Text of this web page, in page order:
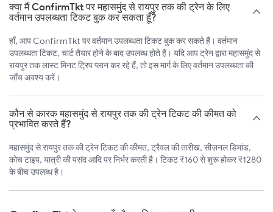
क्या मैं ConfirmTkt पर महासमुंद से रायपुर तक की ट्रेन के लिए
वर्तमान उपलब्धता टिकट बुक कर सकता हूँ?
हाँ, आप ConfirmTkt पर वर्तमान उपलब्धता टिकट बुक कर सकते हैं। वर्तमान
उपलब्धता टिकट, चार्ट तैयार होने के बाद उपलब्ध होते हैं। यदि आप ट्रेन द्वारा महासमुंद से
रायपुर तक लास्ट मिनट ट्रिप प्लान कर रहे हैं, तो इस मार्ग के लिए वर्तमान उपलब्धता की
जाँच अवश्य करें।
कौन से कारक महासमुंद से रायपुर तक की ट्रेन टिकट की कीमत को
प्रभावित करते हैं?
महासमुंद से रायपुर तक की ट्रेन टिकट की कीमत, ट्रैवल की तारीख, सीज़नल डिमांड,
कोच टाइप, यात्री की पसंद आदि पर निर्भर करती है। टिकट ₹160 से शुरू होकर ₹1280
के बीच उपलब्ध है।